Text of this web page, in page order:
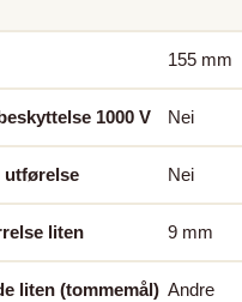
155 mm
1000 V Nei
Nei
liten 9 mm
liten (tommemål) Andre